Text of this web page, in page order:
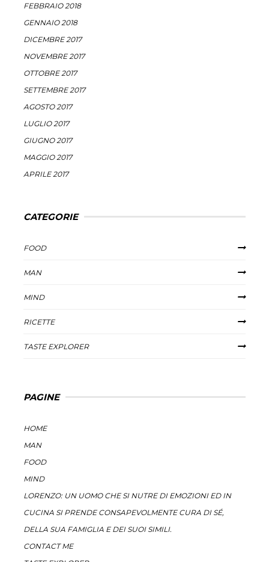
FEBBRAIO 2018
GENNAIO 2018
DICEMBRE 2017
NOVEMBRE 2017
OTTOBRE 2017
SETTEMBRE 2017
AGOSTO 2017
LUGLIO 2017
GIUGNO 2017
MAGGIO 2017
APRILE 2017
CATEGORIE
FOOD
MAN
MIND
RICETTE
TASTE EXPLORER
PAGINE
HOME
MAN
FOOD
MIND
LORENZO: UN UOMO CHE SI NUTRE DI EMOZIONI ED IN
CUCINA SI PRENDE CONSAPEVOLMENTE CURA DI SÉ,
DELLA SUA FAMIGLIA E DEI SUOI SIMILI.
CONTACT ME